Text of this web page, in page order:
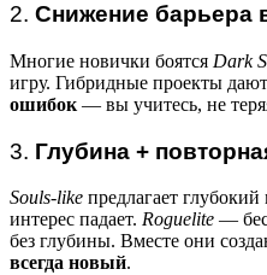
2. Снижение барьера
Многие новички боятся Dark
игру. Гибридные проекты дают
ошибок — вы учитесь, не
3. Глубина +
Souls-like предлагает
интерес падает. Roguelite —
без глубины. Вместе они
всегда новый.